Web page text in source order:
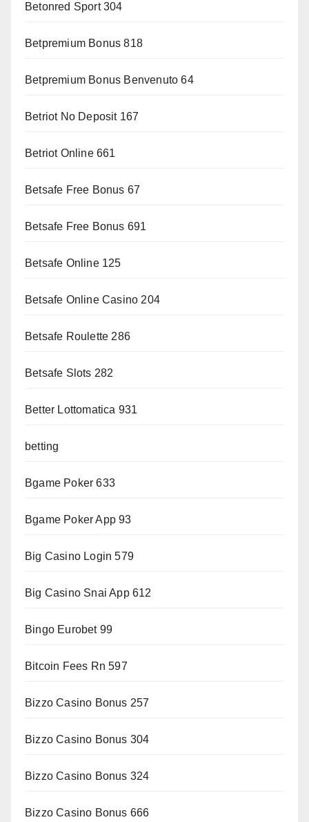
Betonred Sport 304
Betpremium Bonus 818
Betpremium Bonus Benvenuto 64
Betriot No Deposit 167
Betriot Online 661
Betsafe Free Bonus 67
Betsafe Free Bonus 691
Betsafe Online 125
Betsafe Online Casino 204
Betsafe Roulette 286
Betsafe Slots 282
Better Lottomatica 931
betting
Bgame Poker 633
Bgame Poker App 93
Big Casino Login 579
Big Casino Snai App 612
Bingo Eurobet 99
Bitcoin Fees Rn 597
Bizzo Casino Bonus 257
Bizzo Casino Bonus 304
Bizzo Casino Bonus 324
Bizzo Casino Bonus 666